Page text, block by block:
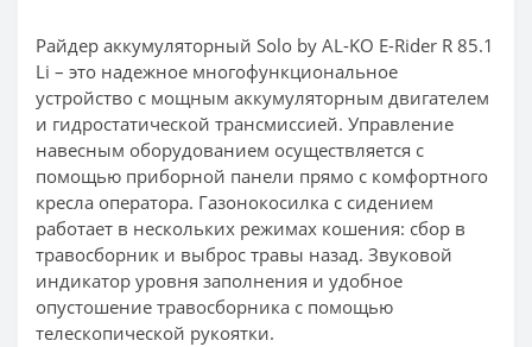
Райдер аккумуляторный Solo by AL-KO E-Rider R 85.1
Li – это надежное многофункциональное
устройство с мощным аккумуляторным двигателем
и гидростатической трансмиссией. Управление
навесным оборудованием осуществляется с
помощью приборной панели прямо с комфортного
кресла оператора. Газонокосилка с сидением
работает в нескольких режимах кошения: сбор в
травосборник и выброс травы назад. Звуковой
индикатор уровня заполнения и удобное
опустошение травосборника с помощью
телескопической рукоятки.